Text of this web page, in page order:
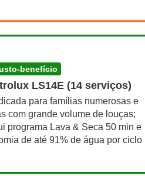
benefício
LS14E (14 serviços)
para famílias numerosas e
com grande volume de louças;
programa Lava & Seca 50 min e
de até 91% de água por ciclo